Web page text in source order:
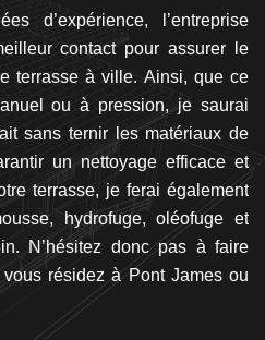
d’expérience, l’entreprise
contact pour assurer le
terrasse à ville. Ainsi, que ce
ou à pression, je saurai
sans ternir les matériaux de
un nettoyage efficace et
terrasse, je ferai également
hydrofuge, oléofuge et
N’hésitez donc pas à faire
résidez à Pont James ou